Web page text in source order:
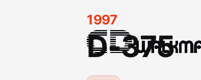
1997
D-375